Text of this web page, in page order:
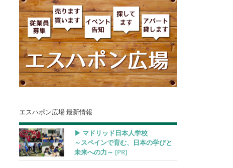
エスハポン広場 最新情報
▶︎ マドリッド日本人学校
～スペインで育む、日本の学びと
未来への力～ [PR]